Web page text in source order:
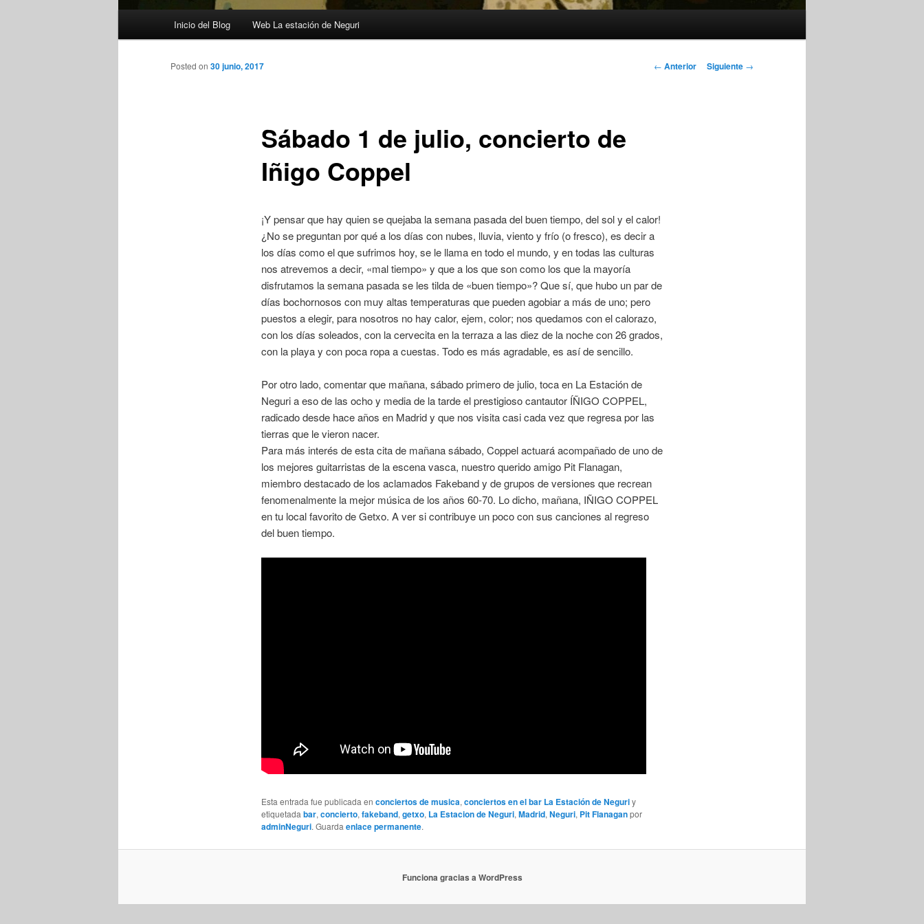
Inicio del Blog Web La estación de Neguri
Navegación
← Anterior Siguiente →
Sábado 1 de julio, concierto de
Iñigo Coppel
Posted on 30 junio, 2017
¡Y pensar que hay quien se quejaba la semana pasada del buen tiempo, del sol y el calor!
¿No se preguntan por qué a los días con nubes, lluvia, viento y frío (o fresco), es decir a
los días como el que sufrimos hoy, se le llama en todo el mundo, y en todas las culturas
nos atrevemos a decir, «mal tiempo» y que a los que son como los que la mayoría
disfrutamos la semana pasada se les tilda de «buen tiempo»? Que sí, que hubo un par de
días bochornosos con muy altas temperaturas que pueden agobiar a más de uno; pero
puestos a elegir, para nosotros no hay calor, ejem, color; nos quedamos con el calorazo,
con los días soleados, con la cervecita en la terraza a las diez de la noche con 26 grados,
con la playa y con poca ropa a cuestas. Todo es más agradable, es así de sencillo.
Por otro lado, comentar que mañana, sábado primero de julio, toca en La Estación de
Neguri a eso de las ocho y media de la tarde el prestigioso cantautor ÍÑIGO COPPEL,
radicado desde hace años en Madrid y que nos visita casi cada vez que regresa por las
tierras que le vieron nacer.
Para más interés de esta cita de mañana sábado, Coppel actuará acompañado de uno de
los mejores guitarristas de la escena vasca, nuestro querido amigo Pit Flanagan,
miembro destacado de los aclamados Fakeband y de grupos de versiones que recrean
fenomenalmente la mejor música de los años 60-70. Lo dicho, mañana, IÑIGO COPPEL
en tu local favorito de Getxo. A ver si contribuye un poco con sus canciones al regreso
del buen tiempo.
Esta entrada fue publicada en conciertos de musica, conciertos en el bar La Estación de Neguriy
etiquetada bar, concierto, fakeband, getxo, La Estacion de Neguri, Madrid, Neguri, Pit Flanaganpor
adminNeguri. Guarda enlace permanente.
Funciona gracias a WordPress